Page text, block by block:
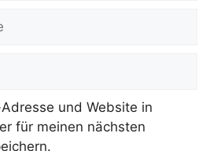
und Website in
für meinen nächsten